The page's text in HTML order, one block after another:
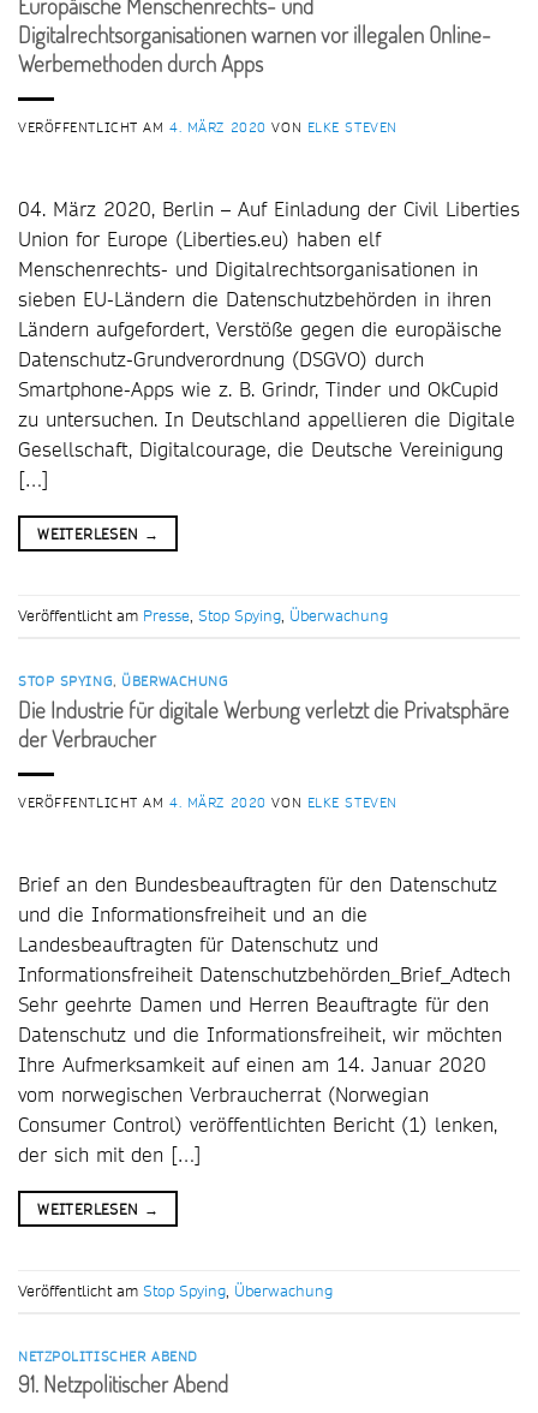
Digitalrechtsorganisationen warnen vor illegalen Online-
Werbemethoden durch Apps
VERÖFFENTLICHT AM4. MÄRZ 2020 VON ELKE STEVEN
04. März 2020, Berlin – Auf Einladung der Civil Liberties
Union for Europe (Liberties.eu) haben elf
Menschenrechts- und Digitalrechtsorganisationen in
sieben EU-Ländern die Datenschutzbehörden in ihren
Ländern aufgefordert, Verstöße gegen die europäische
Datenschutz-Grundverordnung (DSGVO) durch
Smartphone-Apps wie z. B. Grindr, Tinder und OkCupid
zu untersuchen. In Deutschland appellieren die Digitale
Gesellschaft, Digitalcourage, die Deutsche Vereinigung
[…]
WEITERLESEN →
Veröffentlicht am Presse, Stop Spying, Überwachung
STOP SPYING, ÜBERWACHUNG
Die Industrie für digitale Werbung verletzt die Privatsphäre
der Verbraucher
VERÖFFENTLICHT AM4. MÄRZ 2020 VON ELKE STEVEN
Brief an den Bundesbeauftragten für den Datenschutz
und die Informationsfreiheit und an die
Landesbeauftragten für Datenschutz und
Informationsfreiheit Datenschutzbehörden_Brief_Adtech
Sehr geehrte Damen und Herren Beauftragte für den
Datenschutz und die Informationsfreiheit, wir möchten
Ihre Aufmerksamkeit auf einen am 14. Januar 2020
vom norwegischen Verbraucherrat (Norwegian
Consumer Control) veröffentlichten Bericht (1) lenken,
der sich mit den […]
WEITERLESEN →
Veröffentlicht am Stop Spying, Überwachung
NETZPOLITISCHER ABEND
91. Netzpolitischer Abend